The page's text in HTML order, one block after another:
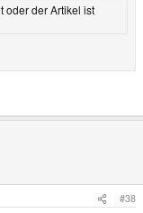
oder der Artikel ist
#38